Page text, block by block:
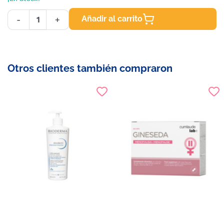
- + Añadir al carrito
Otros clientes también compraron